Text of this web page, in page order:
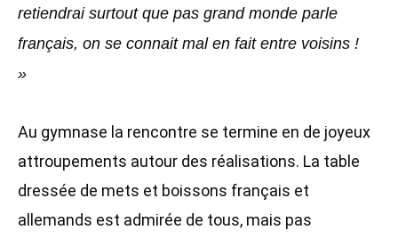
retiendrai surtout que pas grand monde parle
français, on se connait mal en fait entre voisins !
»
Au gymnase la rencontre se termine en de joyeux
attroupements autour des réalisations. La table
dressée de mets et boissons français et
allemands est admirée de tous, mais pas